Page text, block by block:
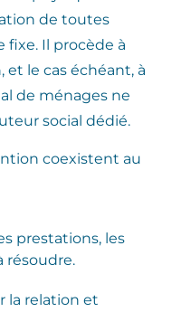
de toutes
fixe. Il procède à
et le cas échéant, à
de ménages ne
social dédié.
coexistent au
prestations, les
résoudre.
la relation et